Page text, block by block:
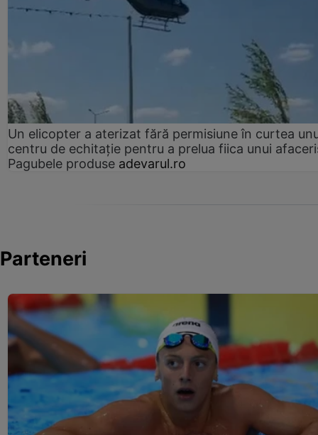
Un elicopter a aterizat fără permisiune în curtea
centru de echitație pentru a prelua fiica unui
Pagubele produse adevarul.ro
Parteneri